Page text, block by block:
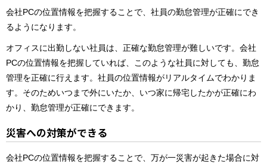
会社PCの位置情報を把握することで、社員の勤怠管理が正確にでき
るようになります。
オフィスに出勤しない社員は、正確な勤怠管理が難しいです。会社
PCの位置情報を把握していれば、このような社員に対しても、勤怠
管理を正確に行えます。社員の位置情報がリアルタイムでわかりま
す。そのためいつまで外にいたか、いつ家に帰宅したかが正確にわ
かり、勤怠管理が正確にできます。
災害への対策ができる
会社PCの位置情報を把握することで、万が一災害が起きた場合に対